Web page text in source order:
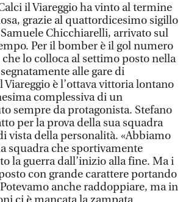
il Viareggio ha vinto al termine
grazie al quattordicesimo sigillo
Chicchiarelli, arrivato sul
Per il bomber è il gol numero
lo colloca al settimo posto nella
alle gare di
Viareggio è l’ottava vittoria lontano
complessiva di un
sempre da protagonista. Stefano
per la prova della sua squadra
vista della personalità. «Abbiamo
squadra che sportivamente
la guerra dall’inizio alla fine. Ma i
con grande carattere portando
anche raddoppiare, ma in